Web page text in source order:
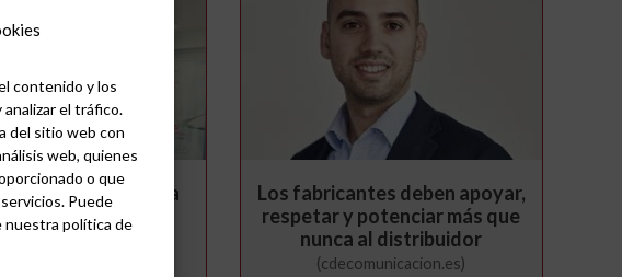
contenido y los
el tráfico.
del sitio web con
web, quienes
o que
Puede
nuestra política de
pone en valor la
de su plantilla
Los fabricantes deben apoyar,
respetar y potenciar más que
nunca al distribuidor
(cdecomunicacion.es)